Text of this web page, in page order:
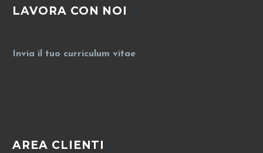
LAVORA CON NOI
Invia il tuo curriculum vitae
AREA CLIENTI